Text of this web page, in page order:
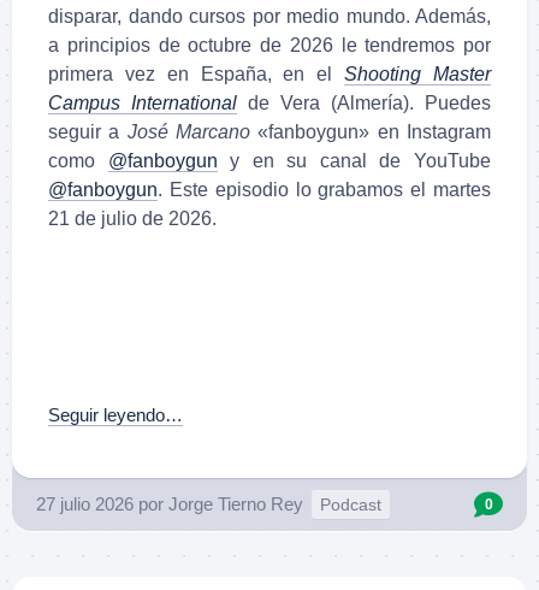
disparar, dando cursos por medio mundo. Además,
a principios de octubre de 2026 le tendremos por
primera vez en España, en elShooting Master
Campus International de Vera (Almería). Puedes
seguir a José Marcano «fanboygun» en Instagram
como @fanboygun y en su canal de YouTube
@fanboygun. Este episodio lo grabamos el martes
21 de julio de 2026.
Seguir leyendo…
27 julio 2026 por Jorge Tierno Rey Podcast 0